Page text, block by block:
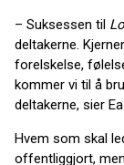
– Suksessen til
deltakerne.
forelskelse,
kommer vi til å
deltakerne, sier
Hvem som skal
offentliggjort,